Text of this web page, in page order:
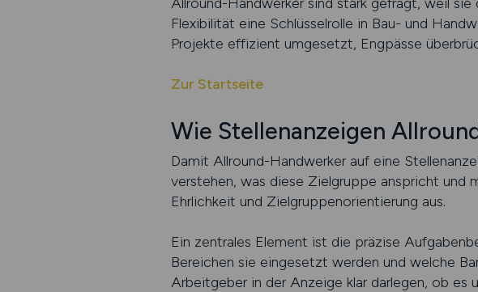
Flexibilität eine Schlüsselrolle in Bau- und
Projekte effizient umgesetzt, Engpässe
Zur Startseite
Wie Stellenanzeigen
Damit Allround-Handwerker auf eine
verstehen, was diese Zielgruppe anspricht und
Ehrlichkeit und Zielgruppenorientierung aus.
Ein zentrales Element ist die präzise
Bereichen sie eingesetzt werden und welche
Arbeitgeber in der Anzeige klar darlegen, ob es